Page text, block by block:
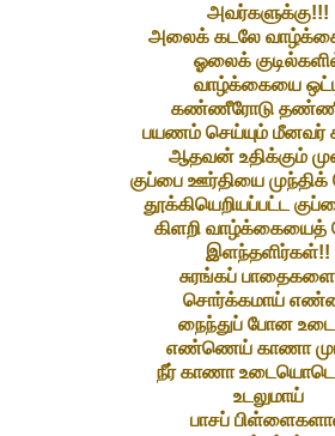
அவர்களுக்கு!!!
அலைக் கடலே
ஓலைக்
வாழ்க்கையை
கண்ணீரோடு
பயணம் செய்யும் மீனவர்
ஆதவன் உதிக்கும்
குப்பை ஊர்தியை
தூக்கியெறியப்பட்ட
கிளறி வாழ்க்கையைத்
இளந்தளிர்கள்!!
சுரங்கப்
சொர்க்கமாய்
நைந்துப் போன
எண்ணெய் காணா
நீர் காணா
உடலுமாய்
பாசப்